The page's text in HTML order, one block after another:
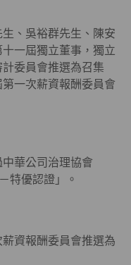
、吳裕群先生、陳安
一屆獨立董事，獨立
委員會推選為召集
一次薪資報酬委員會
華公司治理協會
特優認證」。
資報酬委員會推選為